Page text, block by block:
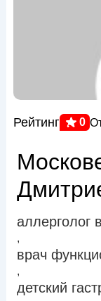
Рейтинг 0
аллерголог
,
врач
,
детский